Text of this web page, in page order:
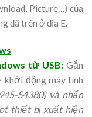
Picture…) của
đã trên ở đĩa E.
từ USB: Gắn
khởi động máy tính
S4380) và nhấn
thiết bị xuất hiện